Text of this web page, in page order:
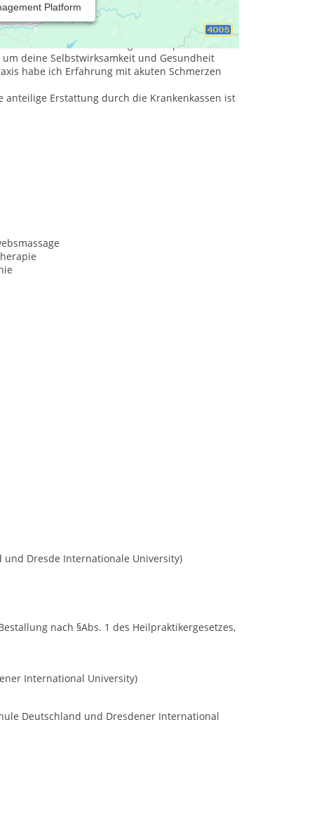
Platform
dem Titel Master of Science abgeschlossen.
besser zu verstehen und die eigene
für die Zusammenhänge im Körper: Statt nur
deine Selbstwirksamkeit und Gesundheit
habe ich Erfahrung mit akuten Schmerzen
Erstattung durch die Krankenkassen ist
Dresde Internationale University)
nach §Abs. 1 des Heilpraktikergesetzes,
International University)
Deutschland und Dresdener International